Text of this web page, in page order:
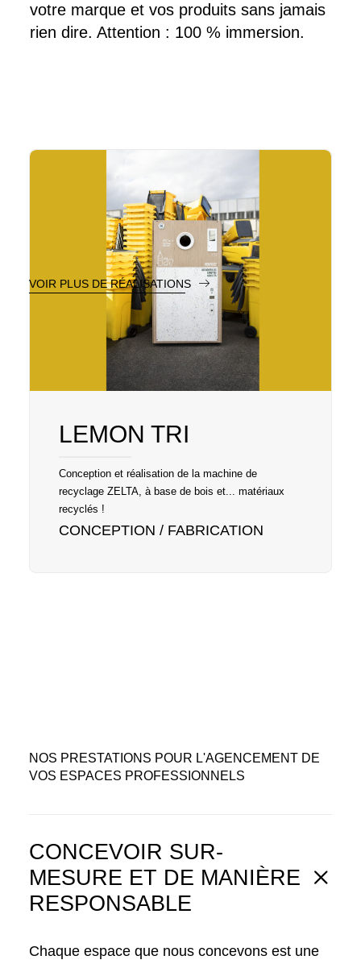
votre marque et vos produits sans jamais
rien dire. Attention : 100 % immersion.
Vous recherchez un concept original,
Nous savons être à la fois créatifs et
pragmatiques : confiez-nous votre
projet sur-mesure pour la conception,
la fabrication et la pose.
LEMON TRI
Conception et réalisation de la machine de
recyclage ZELTA, à base de bois et... matériaux
recyclés !
CONCEPTION / FABRICATION
VOIR PLUS DE RÉALISATIONS
NOS PRESTATIONS POUR L'AGENCEMENT DE
VOS ESPACES PROFESSIONNELS
CONCEVOIR SUR-
MESURE ET DE MANIÈRE
RESPONSABLE
Chaque espace que nous concevons est une